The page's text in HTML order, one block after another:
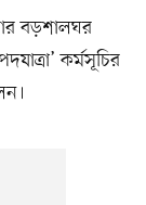
বড়শালঘর
কর্মসূচির